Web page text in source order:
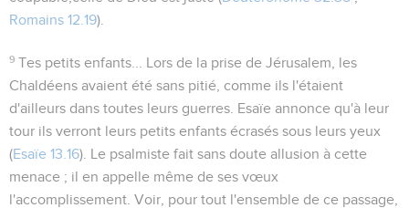
Romains 12.19).
9 Tes petits enfants...
Lors de la prise de Jérusalem, les
Chaldéens avaient été sans pitié, comme ils l'étaient
d'ailleurs dans toutes leurs guerres. Esaïe annonce qu'à leur
tour ils verront leurs petits enfants écrasés sous leurs yeux
(Esaïe 13.16). Le psalmiste fait sans doute allusion à cette
menace ; il en appelle même de ses vœux
l'accomplissement. Voir, pour tout l'ensemble de ce passage,